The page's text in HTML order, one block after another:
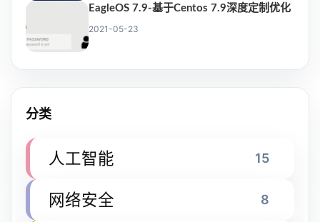
EagleOS 7.9-基于Centos 7.9深度定制优化
2021-05-23
分类
人工智能 15
网络安全 8